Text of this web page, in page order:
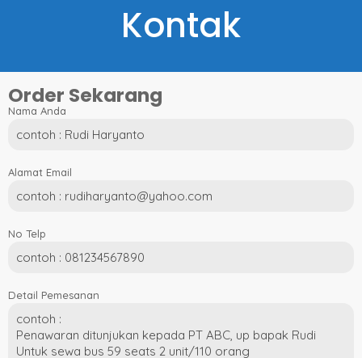
Kontak
Order Sekarang
Nama Anda
Alamat Email
No Telp
Detail Pemesanan